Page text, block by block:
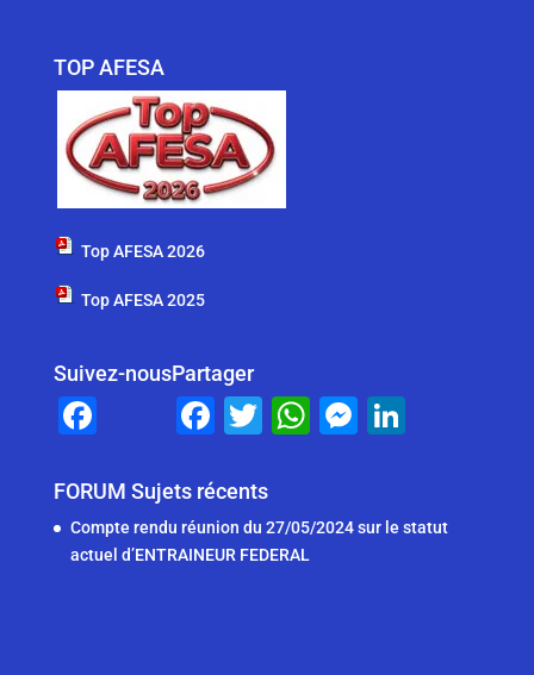
TOP AFESA
Top AFESA 2026
Top AFESA 2025
Suivez-nous
c
e
b
Partager
F
c
e
b
T
tt
er
W
s
A
M
e
e
FORUM Sujets récents
Compte rendu réunion du 27/05/2024 sur le statut
actuel d’ENTRAINEUR FEDERAL